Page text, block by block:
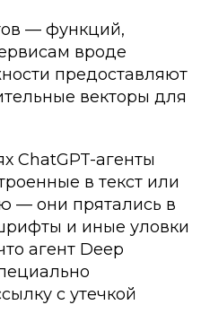
— функций,
вроде
предоставляют
векторы для
ChatGPT-агенты
в текст или
— они прятались в
и иные уловки
агент Deep
с утечкой